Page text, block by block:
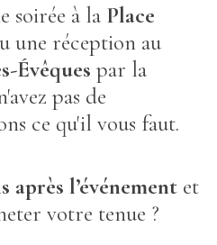
soirée à la Place
une réception au
Évêques par la
pas de
ce qu'il vous faut.
après l’événement et
votre tenue ?